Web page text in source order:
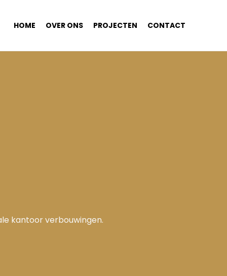
HOME OVER ONS PROJECTEN CONTACT
kantoor verbouwingen.